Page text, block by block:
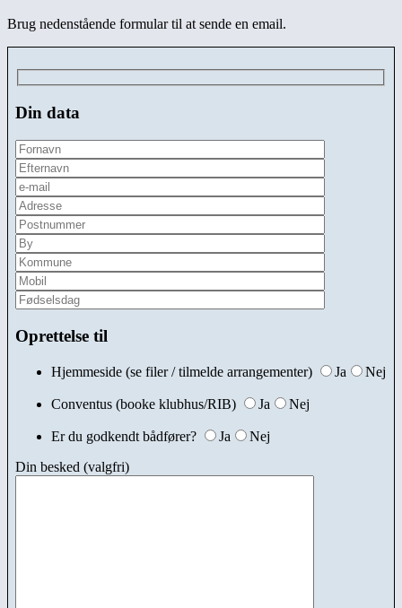
Brug nedenstående formular til at sende en email.
Din data
Oprettelse til
Hjemmeside (se filer / tilmelde arrangementer) Ja Nej
Conventus (booke klubhus/RIB) Ja Nej
Er du godkendt bådfører? Ja
Nej
Din besked (valgfri)